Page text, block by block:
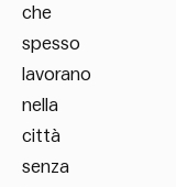
che
spesso
lavorano
nella
città
senza